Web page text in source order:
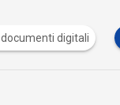
documenti digitali